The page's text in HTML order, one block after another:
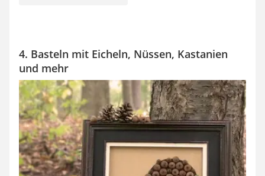
4. Basteln mit Eicheln, Nüssen, Kastanien
und mehr